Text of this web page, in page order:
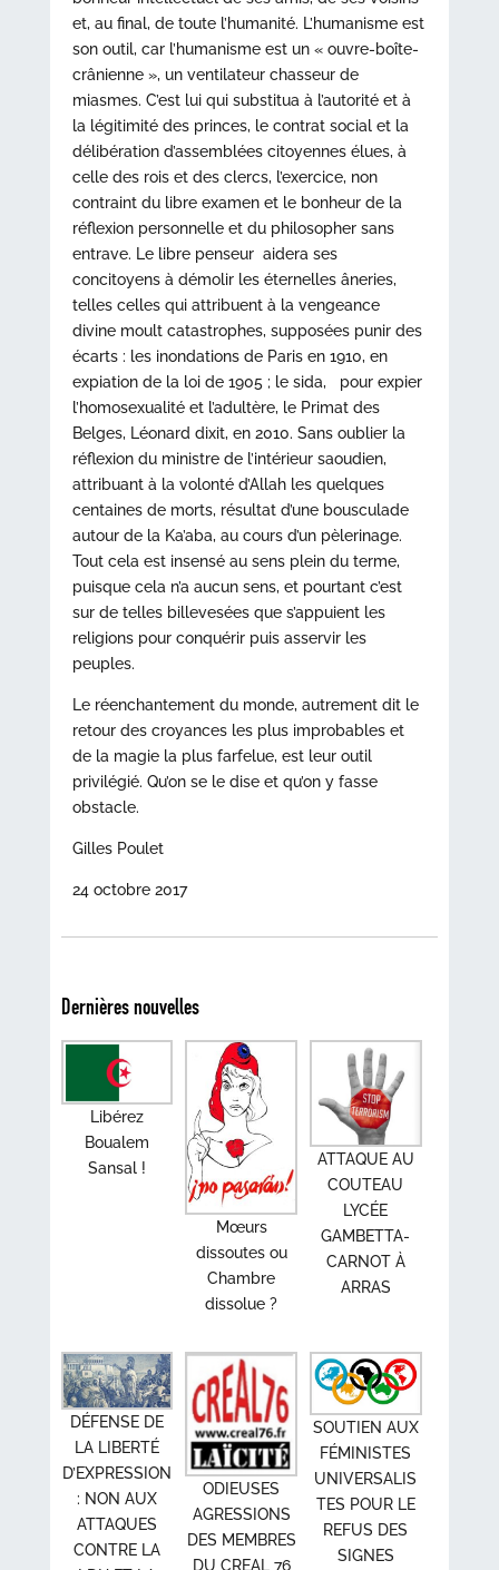
et, au final, de toute l’humanité. L’humanisme est
son outil, car l’humanisme est un « ouvre-boîte-
crânienne », un ventilateur chasseur de
miasmes. C’est lui qui substitua à l’autorité et à
la légitimité des princes, le contrat social et la
délibération d’assemblées citoyennes élues, à
celle des rois et des clercs, l’exercice, non
contraint du libre examen et le bonheur de la
réflexion personnelle et du philosopher sans
entrave. Le libre penseur aidera ses
concitoyens à démolir les éternelles âneries,
telles celles qui attribuent à la vengeance
divine moult catastrophes, supposées punir des
écarts : les inondations de Paris en 1910, en
expiation de la loi de 1905 ; le sida, pour expier
l’homosexualité et l’adultère, le Primat des
Belges, Léonard dixit, en 2010. Sans oublier la
réflexion du ministre de l’intérieur saoudien,
attribuant à la volonté d’Allah les quelques
centaines de morts, résultat d’une bousculade
autour de la Ka’aba, au cours d’un pèlerinage.
Tout cela est insensé au sens plein du terme,
puisque cela n’a aucun sens, et pourtant c’est
sur de telles billevesées que s’appuient les
religions pour conquérir puis asservir les
peuples.
Le réenchantement du monde, autrement dit le
retour des croyances les plus improbables et
de la magie la plus farfelue, est leur outil
privilégié. Qu’on se le dise et qu’on y fasse
obstacle.
Gilles Poulet
24 octobre 2017
Dernières nouvelles
Libérez
Boualem
Sansal !
Mœurs
dissoutes ou
Chambre
dissolue ?
ATTAQUE AU
COUTEAU
LYCÉE
GAMBETTA-
CARNOT À
ARRAS
DÉFENSE DE
LA LIBERTÉ
D’EXPRESSION
: NON AUX
ATTAQUES
CONTRE LA
ODIEUSES
AGRESSIONS
DES MEMBRES
DU CREAL 76
SOUTIEN AUX
FÉMINISTES
UNIVERSALIS
TES POUR LE
REFUS DES
SIGNES